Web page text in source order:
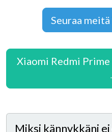
Seuraa
Xiaomi Redmi
Miksi kännykkäni